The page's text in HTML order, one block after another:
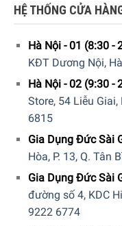
Robot Hút Bụi Lau Nhà
mẽ
Hệ thống điều hướng
Với Smart Navi 3.0™
minh hơn bao giờ
đường chạy thông
của bạn, rút ngắn thời
các vị trí.
HỆ THỐNG CỬA
Hà Nội - 01 (8:30 -
KĐT Dương Nội,
Hà Nội - 02 (9:30 -
Store, 54 Liễu
6815
Gia Dụng Đức Sài
Hòa, P. 13, Q. Tân
Gia Dụng Đức Sài
đường số 4, KDC
9222 6774